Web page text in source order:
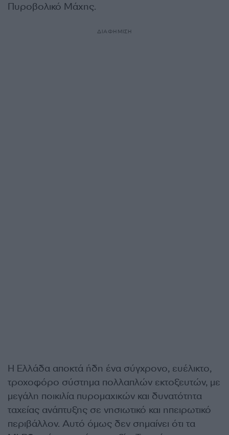
Πυροβολικό Μάχης.
ΔΙΑΦΗΜΙΣΗ
Η Ελλάδα αποκτά ήδη ένα σύγχρονο, ευέλικτο,
τροχοφόρο σύστημα πολλαπλών εκτοξευτών, με
μεγάλη ποικιλία πυρομαχικών και δυνατότητα
ταχείας ανάπτυξης σε νησιωτικό και ηπειρωτικό
περιβάλλον. Αυτό όμως δεν σημαίνει ότι τα